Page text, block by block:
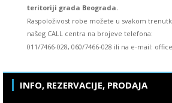
teritoriji grada Beograda.
Raspoloživost robe možete u svakom
našeg CALL centra na brojeve telefona:
011/7466-028, 060/7466-028 ili na e-mail:
INFO, REZERVACIJE, PRODAJA